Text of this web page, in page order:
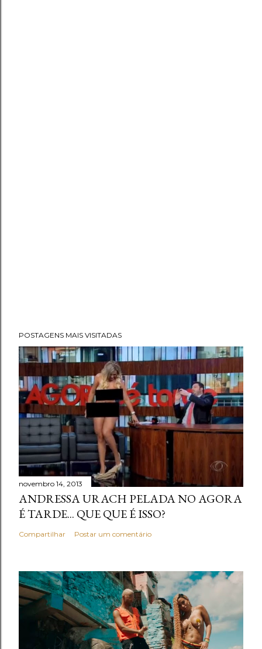
POSTAGENS MAIS VISITADAS
novembro 14, 2013
ANDRESSA URACH PELADA NO AGORA
É TARDE... QUE QUE É ISSO?
Compartilhar Postar um comentário